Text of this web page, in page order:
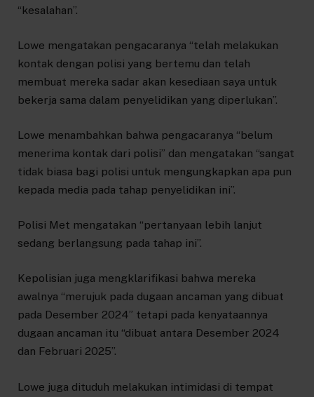
“kesalahan”.
Lowe mengatakan pengacaranya “telah melakukan
kontak dengan polisi yang bertemu dan telah
membuat mereka sadar akan kesediaan saya untuk
bekerja sama dalam penyelidikan yang diperlukan”.
Lowe menambahkan bahwa pengacaranya “belum
menerima kontak dari polisi” dan mengatakan “sangat
tidak biasa bagi polisi untuk mengungkapkan apa pun
kepada media pada tahap penyelidikan ini”.
Polisi Met mengatakan “pertanyaan lebih lanjut
sedang berlangsung pada tahap ini”.
Kepolisian juga mengklarifikasi bahwa mereka
awalnya “merujuk pada dugaan ancaman yang dibuat
pada Desember 2024” tetapi pada kenyataannya
dugaan ancaman itu “dibuat antara Desember 2024
dan Februari 2025”.
Lowe juga dituduh melakukan intimidasi di tempat